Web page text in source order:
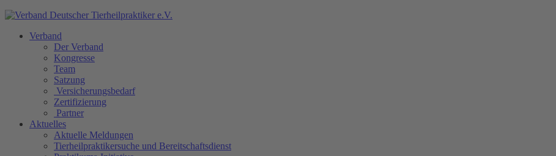
Verband
Der Verband
Kongresse
Team
Satzung
Versicherungsbedarf
Zertifizierung
Partner
Aktuelles
Aktuelle Meldungen
Tierheilpraktikersuche und Bereitschaftsdienst